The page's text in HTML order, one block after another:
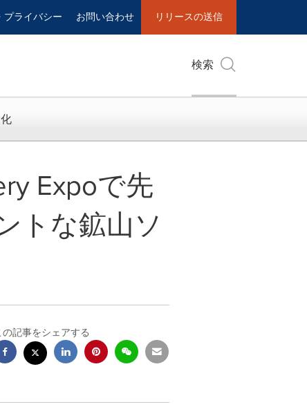
プライバシー お問い合わせ リリースの送信
検索
Expoで先
トな鉱山ソ
の記事をシェアする